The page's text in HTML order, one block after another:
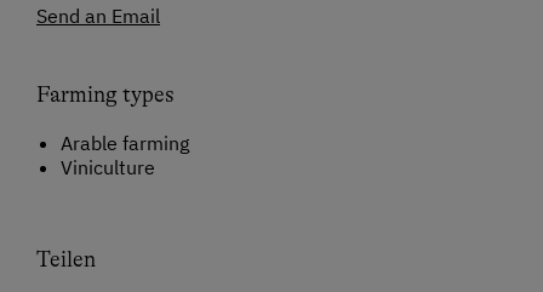
Send an Email
Farming types
Arable farming
Viniculture
Teilen